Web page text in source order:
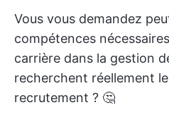
Vous vous demandez
compétences
carrière dans la gestion
recherchent réellement
recrutement ? 🤔